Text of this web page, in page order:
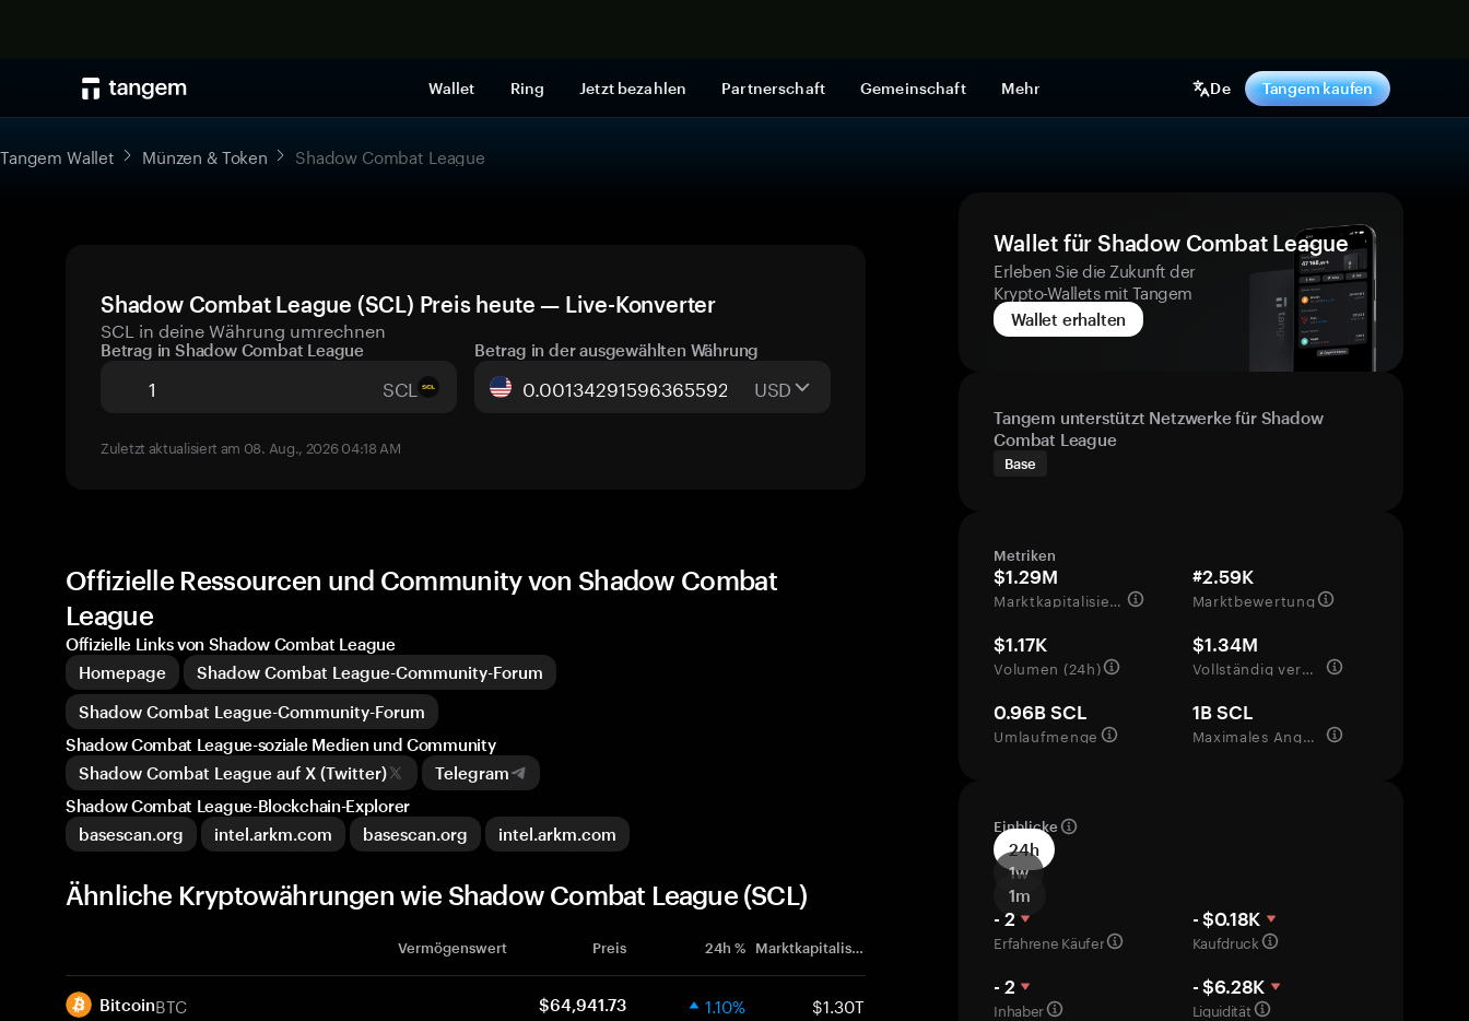
Wallet Ring Jetzt bezahlen Partnerschaft Gemeinschaft Mehr De Tangem kaufen
Tangem Wallet Münzen & Token Shadow Combat League
Shadow Combat League (SCL) Preis heute — Live-Konverter
SCL in deine Währung umrechnen
Betrag in Shadow Combat League
SCL
Betrag in der ausgewählten Währung
USD
Zuletzt aktualisiert am 08. Aug., 2026 04:18 AM
Wallet für Shadow Combat League
Erleben Sie die Zukunft der
Krypto-Wallets mit Tangem
Wallet erhalten
Tangem unterstützt Netzwerke für Shadow
Combat League
Base
Metriken
$1.29M
Marktkapitalisierung
#2.59K
Marktbewertung
$1.17K
Volumen (24h)
$1.34M
Vollständig verwässerte Bewertung
0.96B SCL
Umlaufmenge
1B SCL
Maximales Angebot
Einblicke
24h
1w
1m
- 2
Erfahrene Käufer
- $0.18K
Kaufdruck
- 2
Inhaber
- $6.28K
Liquidität
Offizielle Ressourcen und Community von Shadow Combat
League
Offizielle Links von Shadow Combat League
Homepage
Shadow Combat League-Community-Forum
Shadow Combat League-Community-Forum
Shadow Combat League-soziale Medien und Community
Shadow Combat League auf X (Twitter)
Telegram
Shadow Combat League-Blockchain-Explorer
basescan.org
intel.arkm.com basescan.org intel.arkm.com
Ähnliche Kryptowährungen wie Shadow Combat League (SCL)
Vermögenswert Preis 24h % Marktkapitalisierung
BitcoinBTC $64,941.73 1.10% $1.30T